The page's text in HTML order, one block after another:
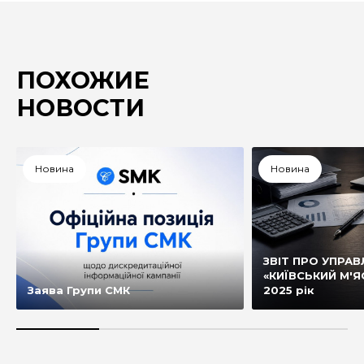
ПОХОЖИЕ
НОВОСТИ
Заява Групи СМК
Новина
ЗВІТ ПРО
«КИЇВСЬКИЙ
2025 рік
Новина